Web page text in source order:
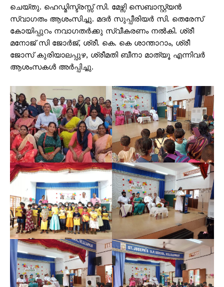
ചെയ്തു. ഹെഡ്മിസ്ട്രസ്സ് സി. മേഴ്സി സെബാസ്റ്റ്യൻ
സ്വാഗതം ആശംസിച്ചു. മദർ സുപ്പീരിയർ സി. തെരേസ്
കോയിപ്പുറം നവാഗതർക്കു സ്വീകരണം നൽകി. ശ്രീ
മനോജ് സി ജോർജ്, ശ്രീ. കെ. കെ ശാന്താറാം, ശ്രീ
ജോസ് കുരിയാലപ്പുഴ, ശ്രീമതി ബീനാ മാത്യൂ എന്നിവർ
ആശംസകൾ അർപ്പിച്ചു.